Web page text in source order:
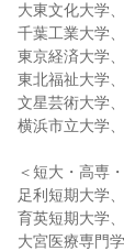
大東文化大学
千葉工業大学
東京経済大学
東北福祉大学
文星芸術大学
横浜市立大学
＜短大・高専
足利短期大学
育英短期大学
大宮医療専門